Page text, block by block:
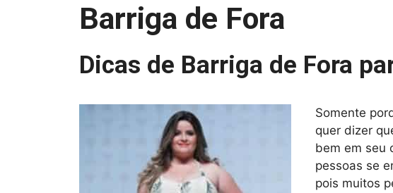
Barriga de Fora
Dicas de Barriga de Fora
Somente
quer dizer
bem em seu
pessoas se
pois muitos